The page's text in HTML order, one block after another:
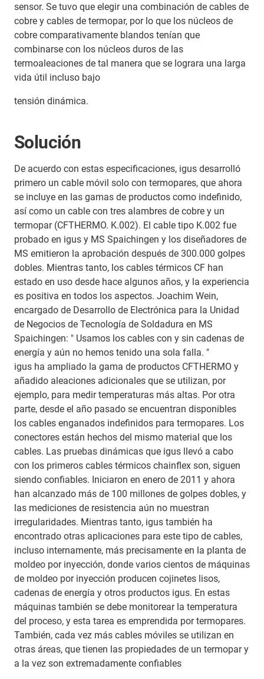
sensor. Se tuvo que elegir una combinación de cables de
cobre y cables de termopar, por lo que los núcleos de
cobre comparativamente blandos tenían que
combinarse con los núcleos duros de las
termoaleaciones de tal manera que se lograra una larga
vida útil incluso bajo
tensión dinámica.
Solución
De acuerdo con estas especificaciones, igus desarrolló
primero un cable móvil solo con termopares, que ahora
se incluye en las gamas de productos como indefinido,
así como un cable con tres alambres de cobre y un
termopar (CFTHERMO. K.002). El cable tipo K.002 fue
probado en igus y MS Spaichingen y los diseñadores de
MS emitieron la aprobación después de 300.000 golpes
dobles. Mientras tanto, los cables térmicos CF han
estado en uso desde hace algunos años, y la experiencia
es positiva en todos los aspectos. Joachim Wein,
encargado de Desarrollo de Electrónica para la Unidad
de Negocios de Tecnología de Soldadura en MS
Spaichingen: " Usamos los cables con y sin cadenas de
energía y aún no hemos tenido una sola falla. "
igus ha ampliado la gama de productos CFTHERMO y
añadido aleaciones adicionales que se utilizan, por
ejemplo, para medir temperaturas más altas. Por otra
parte, desde el año pasado se encuentran disponibles
los cables enganados indefinidos para termopares. Los
conectores están hechos del mismo material que los
cables. Las pruebas dinámicas que igus llevó a cabo
con los primeros cables térmicos chainflex son, siguen
siendo confiables. Iniciaron en enero de 2011 y ahora
han alcanzado más de 100 millones de golpes dobles, y
las mediciones de resistencia aún no muestran
irregularidades. Mientras tanto, igus también ha
encontrado otras aplicaciones para este tipo de cables,
incluso internamente, más precisamente en la planta de
moldeo por inyección, donde varios cientos de máquinas
de moldeo por inyección producen cojinetes lisos,
cadenas de energía y otros productos igus. En estas
máquinas también se debe monitorear la temperatura
del proceso, y esta tarea es emprendida por termopares.
También, cada vez más cables móviles se utilizan en
otras áreas, que tienen las propiedades de un termopar y
a la vez son extremadamente confiables